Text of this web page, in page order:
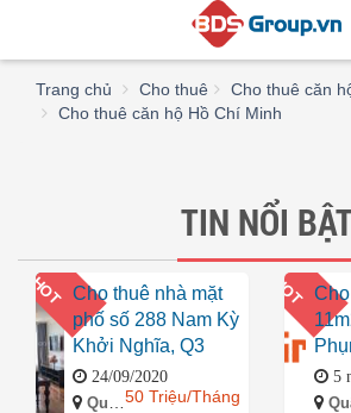
Trang chủ Cho thuê
Cho thuê căn
Cho thuê căn hộ Hồ Chí Minh
TIN NỔI
HOT Cho thuê nhà mặt
phố số 288 Nam Kỳ
Khởi Nghĩa, Q3
24/09/2020
50 Triệu/Tháng
Quận 3, Hồ Chí Minh
HOT
5